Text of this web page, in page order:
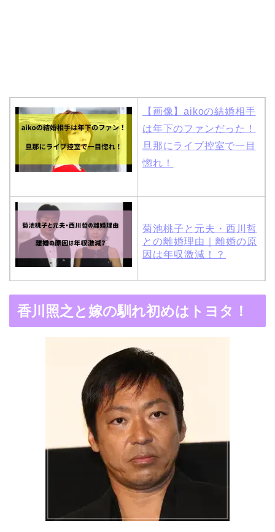
【画像】aikoの結婚相手
は年下のファンだった！
旦那にライブ控室で一目
惚れ！
菊池桃子と元夫・西川哲
との離婚理由｜離婚の原
因は年収激減！？
木村拓哉と嫁・工藤静香
の馴れ初めは「SMAP×S
MAP」！憧れの人との共
演でキムタクがド緊張！
【画像】ブーニンの嫁は
資産家の娘！馴れ初めは
取材！？
中森明菜の結婚歴！豪華
すぎる歴代彼氏４人と
香川照之と嫁の馴れ初めはトヨタ！